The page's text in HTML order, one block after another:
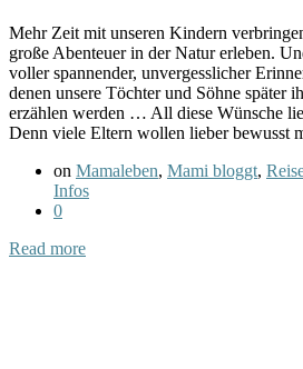
Mehr Zeit mit unseren Kindern
große Abenteuer in der Natur erleben.
voller spannender, unvergesslicher
denen unsere Töchter und Söhne später
erzählen werden … All diese Wünsche
Denn viele Eltern wollen lieber
on Mamaleben, Mami bloggt,
Infos
0
Read more